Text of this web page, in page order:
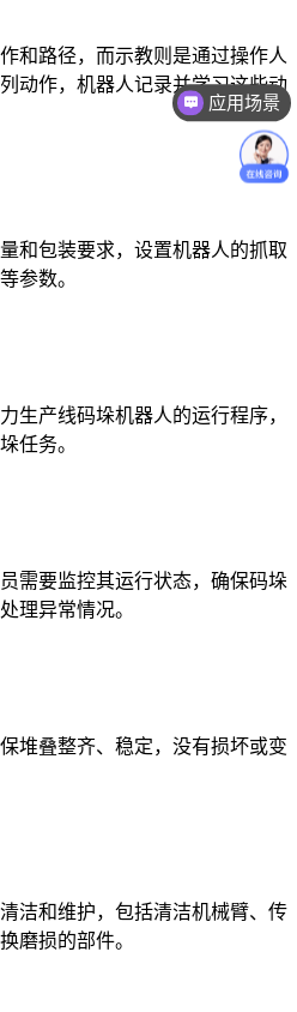
和路径，而示教则是通过操作人
动作，机器人记录并学习这些动
和包装要求，设置机器人的抓取
参数。
生产线码垛机器人的运行程序，
任务。
需要监控其运行状态，确保码垛
理异常情况。
堆叠整齐、稳定，没有损坏或变
洁和维护，包括清洁机械臂、传
磨损的部件。
应用场景
价格咨询